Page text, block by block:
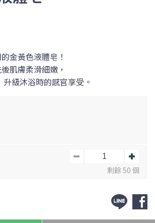
金黃色液體皂！
肌膚柔滑細嫩，
級沐浴時的感官享受。
剩餘 50 個